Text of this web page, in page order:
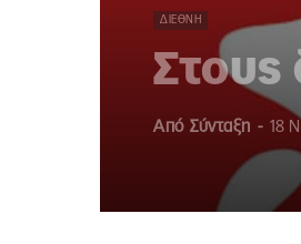
ΔΙΕΘΝΉ
Στους
Από Σύνταξη - 18